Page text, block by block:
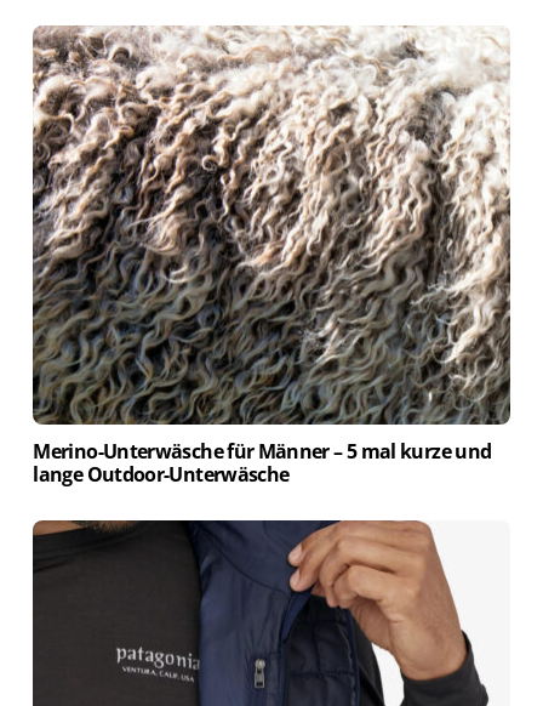
Merino-Unterwäsche für Männer – 5 mal kurze und
lange Outdoor-Unterwäsche